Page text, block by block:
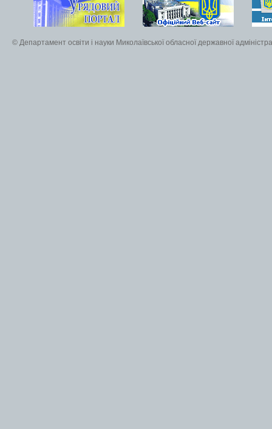
© Департамент освіти і науки Миколаївської обласної державної